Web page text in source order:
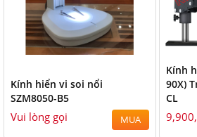
Kính hiển vi soi nổi
SZM8050-B5
Vui lòng gọi MUA
Kính
90X)
CL